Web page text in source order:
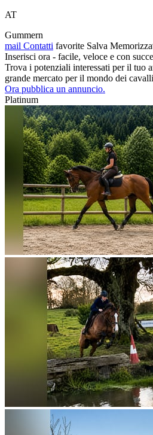
AT
Gummern
mail Contatti favorite Salva
Inserisci ora - facile, veloce e con
Trova i potenziali interessati per il tuo
grande mercato per il mondo dei
Ora pubblica un annuncio.
Platinum